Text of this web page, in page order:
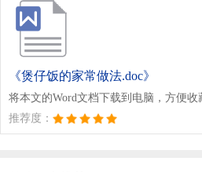
《煲仔饭的家常做法.doc》
将本文的Word文档下载到电脑，方便收
推荐度：